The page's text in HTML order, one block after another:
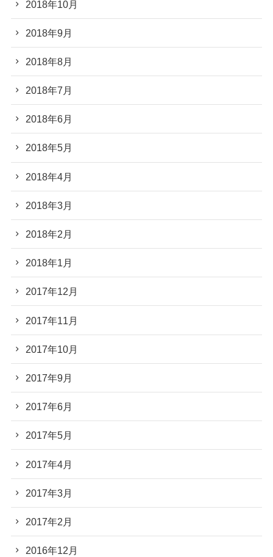
2018年10月
2018年9月
2018年8月
2018年7月
2018年6月
2018年5月
2018年4月
2018年3月
2018年2月
2018年1月
2017年12月
2017年11月
2017年10月
2017年9月
2017年6月
2017年5月
2017年4月
2017年3月
2017年2月
2016年12月